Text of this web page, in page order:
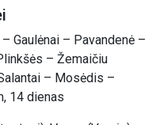
Gaulėnai – Pavandenė –
– Žemaičiu
– Mosėdis –
14 dienas